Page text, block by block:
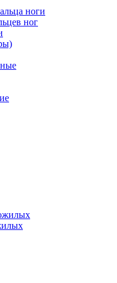
ноги
ног